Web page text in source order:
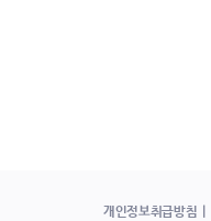
개인정보취급방침